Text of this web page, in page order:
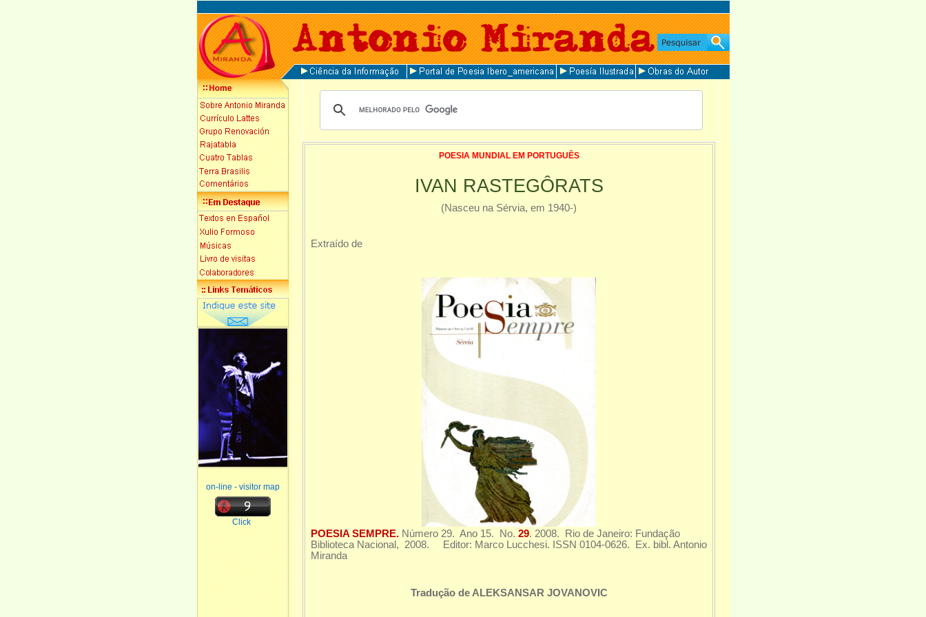
on-line - visitor map
Click
POESIA MUNDIAL EM PORTUGUÊS
IVAN RASTEGÔRATS
(Nasceu na Sérvia, em 1940-)
Extraído de
POESIA SEMPRE. Número 29. Ano 15. No. 29. 2008. Rio de Janeiro: Fundação
Biblioteca Nacional, 2008. Editor: Marco Lucchesi. ISSN 0104-0626. Ex. bibl. Antonio
Miranda
Tradução de ALEKSANSAR JOVANOVIC